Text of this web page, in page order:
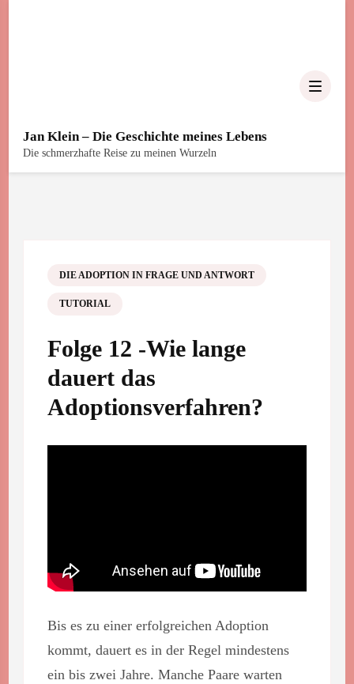
Jan Klein – Die Geschichte meines Lebens
Die schmerzhafte Reise zu meinen Wurzeln
DIE ADOPTION IN FRAGE UND ANTWORT
TUTORIAL
Folge 12 -Wie lange
dauert das
Adoptionsverfahren?
Bis es zu einer erfolgreichen Adoption
kommt, dauert es in der Regel mindestens
ein bis zwei Jahre. Manche Paare warten